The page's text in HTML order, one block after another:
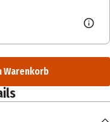
Warenkorb